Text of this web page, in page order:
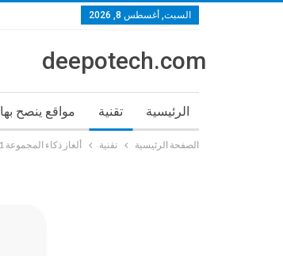
السبت, أغسطس 8, 2026
deepotech.com
الرئيسية تقنية مواقع ينصح بها
الصفحة الرئيسية تقنية ألغاز ذكاء المجموعة 1- مجموعة من الألغاز الشيقة والمسلية